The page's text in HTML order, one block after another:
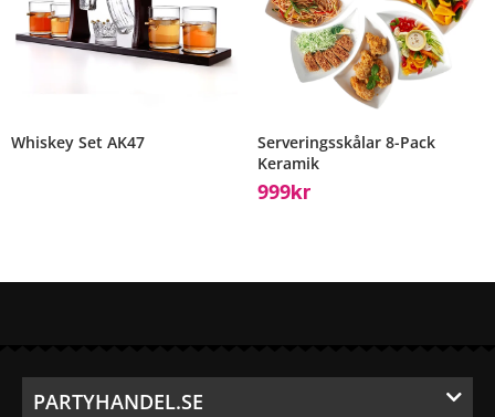
Whiskey Set AK47
Serveringsskålar 8-Pack
Keramik
999Kr
PARTYHANDEL.SE